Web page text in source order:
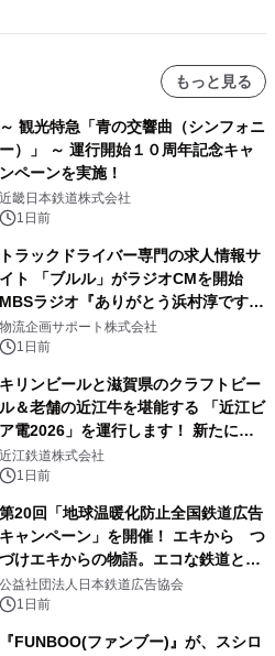
もっと見る
～ 観光特急「青の交響曲（シンフォニ
ー）」 ～ 運行開始１０周年記念キャ
ンペーンを実施！
近畿日本鉄道株式会社
1日前
トラックドライバー専門の求人情報サ
イト 「ブルル」がラジオCMを開始
MBSラジオ『ありがとう浜村淳です』
にて8月1日(土)より
物流企画サポート株式会社
1日前
キリンビールと滋賀県のクラフトビー
ル＆老舗の近江牛を堪能する 「近江ビ
ア電2026」を運行します！ 新たに
「長濱浪漫ビール」が参加！キリン一
番搾り飲み放題が復活！
近江鉄道株式会社
1日前
第20回「地球温暖化防止全国鉄道広告
キャンペーン」を開催！ エキから つ
づけエキからの物語。エコな鉄道とと
もに。
公益社団法人日本鉄道広告協会
1日前
『FUNBOO(ファンブー)』が、スシロ